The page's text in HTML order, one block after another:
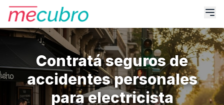
Contratá seguros de
accidentes personales
para electricista